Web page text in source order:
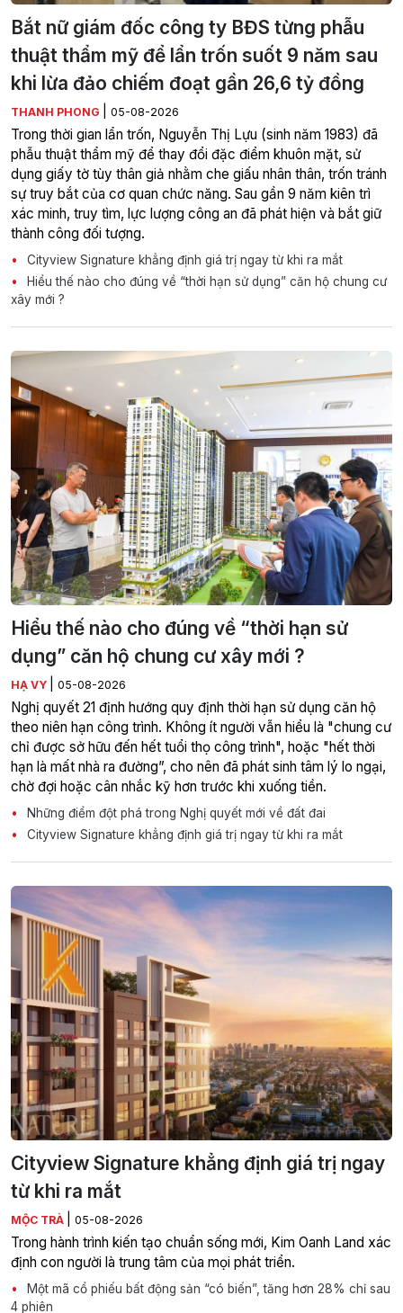
Bắt nữ giám đốc công ty BĐS từng phẫu
thuật thẩm mỹ để lẩn trốn suốt 9 năm sau
khi lừa đảo chiếm đoạt gần 26,6 tỷ đồng
THANH PHONG 05-08-2026
Trong thời gian lẩn trốn, Nguyễn Thị Lựu (sinh năm 1983) đã
phẫu thuật thẩm mỹ để thay đổi đặc điểm khuôn mặt, sử
dụng giấy tờ tùy thân giả nhằm che giấu nhân thân, trốn tránh
sự truy bắt của cơ quan chức năng. Sau gần 9 năm kiên trì
xác minh, truy tìm, lực lượng công an đã phát hiện và bắt giữ
thành công đối tượng.
Cityview Signature khẳng định giá trị ngay từ khi ra mắt
Hiểu thế nào cho đúng về “thời hạn sử dụng” căn hộ chung cư
xây mới ?
Hiểu thế nào cho đúng về “thời hạn sử
dụng” căn hộ chung cư xây mới ?
HẠ VY 05-08-2026
Nghị quyết 21 định hướng quy định thời hạn sử dụng căn hộ
theo niên hạn công trình. Không ít người vẫn hiểu là "chung cư
chỉ được sở hữu đến hết tuổi thọ công trình", hoặc "hết thời
hạn là mất nhà ra đường”, cho nên đã phát sinh tâm lý lo ngại,
chờ đợi hoặc cân nhắc kỹ hơn trước khi xuống tiền.
Những điểm đột phá trong Nghị quyết mới về đất đai
Cityview Signature khẳng định giá trị ngay từ khi ra mắt
Cityview Signature khẳng định giá trị ngay
từ khi ra mắt
MỘC TRÀ 05-08-2026
Trong hành trình kiến tạo chuẩn sống mới, Kim Oanh Land xác
định con người là trung tâm của mọi phát triển.
Một mã cổ phiếu bất động sản “có biến”, tăng hơn 28% chỉ sau
4 phiên